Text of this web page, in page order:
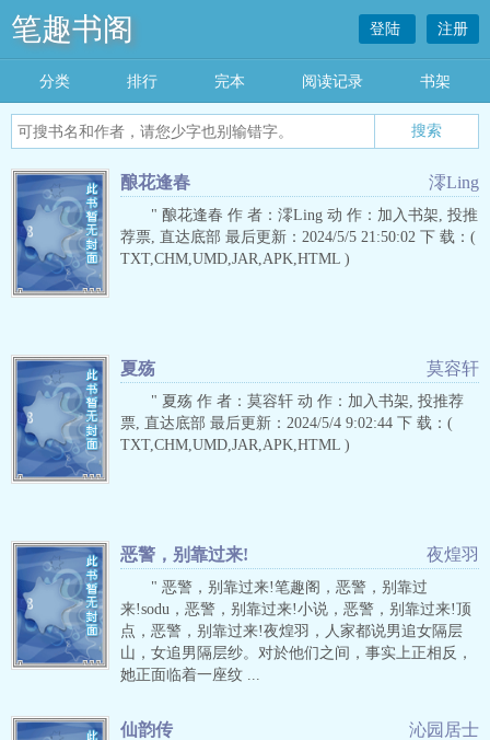
笔趣书阁 登陆 注册
分类 排行 完本 阅读记录 书架
澪Ling
酿花逢春
" 酿花逢春 作 者：澪Ling 动 作：加入书架, 投推
荐票, 直达底部 最后更新：2024/5/5 21:50:02 下 载：(
TXT,CHM,UMD,JAR,APK,HTML )
莫容轩
夏殇
" 夏殇 作 者：莫容轩 动 作：加入书架, 投推荐
票, 直达底部 最后更新：2024/5/4 9:02:44 下 载：(
TXT,CHM,UMD,JAR,APK,HTML )
夜煌羽
恶警，别靠过来!
" 恶警，别靠过来!笔趣阁，恶警，别靠过
来!sodu，恶警，别靠过来!小说，恶警，别靠过来!顶
点，恶警，别靠过来!夜煌羽，人家都说男追女隔层
山，女追男隔层纱。对於他们之间，事实上正相反，
她正面临着一座纹 ...
沁园居士
仙韵传